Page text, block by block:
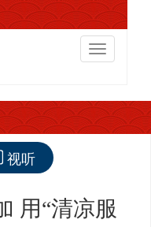
切
换
航
视听
用“清凉服